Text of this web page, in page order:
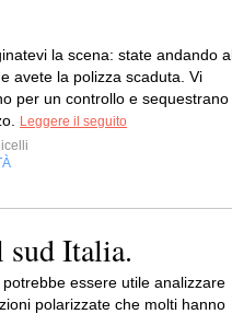
la scena: state andando
avete la polizza scaduta. Vi
per un controllo e sequestrano
Leggere il seguito
sud Italia.
essere utile analizzare
polarizzate che molti hanno